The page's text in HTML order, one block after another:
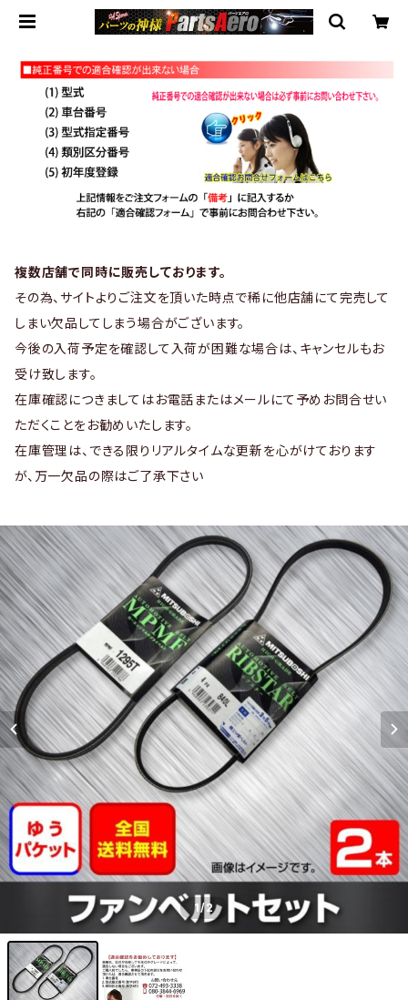
複数店舗で同時に販売しております。
その為、サイトよりご注文を頂いた時点で稀に他店舗にて完売して
しまい欠品してしまう場合がございます。
今後の入荷予定を確認して入荷が困難な場合は、キャンセルもお
受け致します。
在庫確認につきましてはお電話またはメールにて予めお問合せい
ただくことをお勧めいたします。
在庫管理は、できる限りリアルタイムな更新を心がけております
が、万一欠品の際はご了承下さい
1/2